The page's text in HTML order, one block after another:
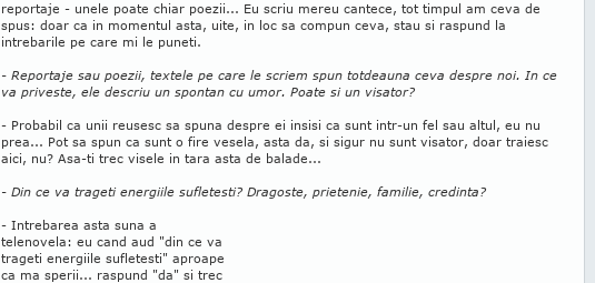
reportaje - unele poate chiar poezii... Eu scriu mereu cantece, tot timpul am ceva de
spus: doar ca in momentul asta, uite, in loc sa compun ceva, stau si raspund la
intrebarile pe care mi le puneti.
- Reportaje sau poezii, textele pe care le scriem spun totdeauna ceva despre noi. In ce
va priveste, ele descriu un spontan cu umor. Poate si un visator?
- Probabil ca unii reusesc sa spuna despre ei insisi ca sunt intr-un fel sau altul, eu nu
prea... Pot sa spun ca sunt o fire vesela, asta da, si sigur nu sunt visator, doar traiesc
aici, nu? Asa-ti trec visele in tara asta de balade...
- Din ce va trageti energiile sufletesti? Dragoste, prietenie, familie, credinta?
- Intrebarea asta suna a
telenovela: eu cand aud "din ce va
trageti energiile sufletesti" aproape
ca ma sperii... raspund "da" si trec